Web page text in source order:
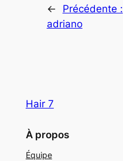
←
Précédente :
adriano
Hair 7
À propos
Équipe